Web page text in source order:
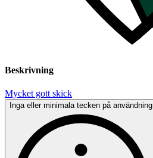
Beskrivning
Mycket gott skick
Inga eller minimala tecken på användning